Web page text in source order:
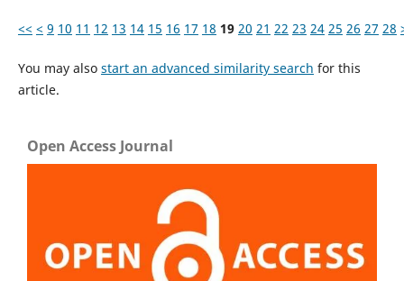
<< < 9 10 11 12 13 14 15 16 17 18 19 20 21 22 23 24 25 26 27 28
You may also start an advanced similarity search for this
article.
Open Access Journal